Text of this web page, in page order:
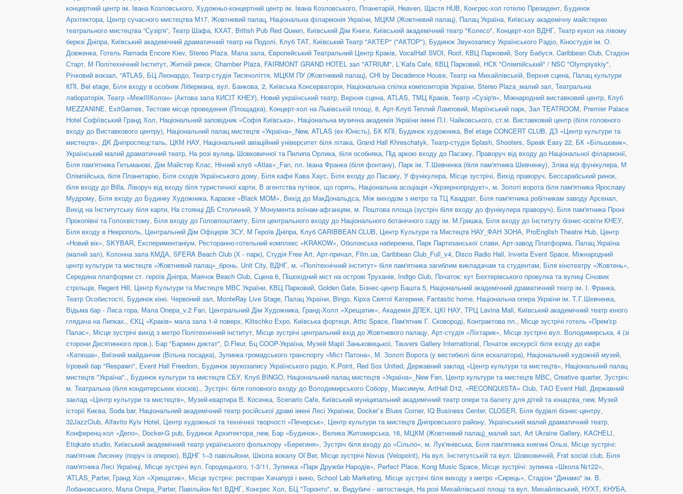
концертний центр ім. Івана Козловського, Художньо-концертний центр ім. Івана Козловського, Планетарій, Heaven, Щастя HUB, Конгрес-хол готелю Президент, Будинок
Архітектора, Центр сучасного мистецтва М17, Жовтневий палац, Національна філармонія України, МЦКМ (Жовтневий палац), Палац Україна, Київську академічну майстерню
театрального мистецтва “Сузір'я”, Театр Шафа, КХАТ, British Pub Red Queen, Київський Дім Книги, Київський академічний театр "Колесо", Концерт-хол ВДНГ, Театр кукол на лівому
березі Дніпра, Київський академічний драматичний театр на Подолі, Клуб ТАТ, Київський Театр "АКТЕР" ("АКТОР"), Будинок Звукозапису Українського Радіо, Кіностудія ім. О.
Довженка, Готель Ramada Encore Kiev, Stereo Plaza. Мала зала, Європейський Театральний Центр Краків, VocalHall SVOI, Roof, КВЦ Парковий, Sory Бабуся, Caribbean Club, Стадіон
Старт, М Політехнічний Інститут, Житній ринок, Chamber Plaza, FAIRMONT GRAND HOTEL зал "ATRIUM", L`Kafa Cafe, КВЦ Парковий, НСК "Олімпійський" / NSC "Olympiyskiy",
Річковий вокзал, ''ATLAS, БЦ Леонардо, Театр-студія Тисячоліття, МЦКМ ПУ (Жовтневий палац), CHI by Decadence House, Театр на Михайлівській, Верхня сцена, Палац культури
КПІ, Bel etage, Біля входу в особняк Лібермана, вул. Банкова, 2, Київська Консерваторія, Національна спілка композиторів України, Stereo Plaza_малий зал, Театральна
лабораторія, Театр «МежIIIКолон» (Актова зала КИСІТ КНЕУ), Новий український театр, Верхня сцена, ATLAS, ТМЦ Краків, Театр «Сузір'я», Міжнародний виставковий центр, Клуб
MEZZANINE, ExitGames, Тестове місце проведення (Площадка), Концерт-хол на Львівській площі, 8, Арт-Клуб Теплий Ламповий, Маріїнський парк, Зал TEATROOM, Premier Palace
Hotel Софіївський Гранд Хол, Національний заповідник «Софія Київська», Національна музична академія України імені П.І. Чайковського, ст.м. Виставковий центр (біля головного
входу до Виставкового центру), Національний палац мистецтв «Україна»_New, ATLAS (ex-Юність), БК КПІ, Будинок художника, Bel etage CONCERT CLUB, ДЗ «Центр культури та
мистецтв», ДK Дніпроспецсталь, ЦКМ НАУ, Національний авіаційний університет біля літака, Grand Hall Khreschatyk, Театр-студія Splash, Shooters, Speak Easy 22, БК «Більшовик»,
Український малий драматичний театр, На розі вулиць Шовковичної та Пилипа Орлика, біля особняка, Під аркою входу до Пасажу, Праворуч від входу до Національної філармонії,
Біля пам'ятника Гетьманові, Дім Майстер Клас, Нічний клуб «Atlas»_Fan, пл. Івана Франка (біля фонтану), Парк ім. Т.Шевченка (біля пам'ятника Шевченку), Зліва від фунікулера, М
Олімпійська, біля Планетарію, Біля сходів Українського дому, Біля кафе Кава Хаус, Біля входу до Пасажу, У фунікулера, Місце зустрічі, Вихід праворуч, Бессарабський ринок,
біля входу до Billa, Ліворуч від входу біля туристичної карти, В агентства путівок, що горять, Національна асоціація «Укрзернопродукт», м. Золоті ворота біля пам'ятника Ярославу
Мудрому, Біля входу до Будинку Художника, Караоке «Black MOM», Вихід до МакДональдса, Між виходом з метро та ТЦ Квадрат, Біля пам'ятника робітникам заводу Арсенал,
Вихід на Інститутську біля карти, На стоянці ДБ Столичний, У Монумента воїнам-афганцям, м. Поштова площа (зустріч біля входу до фунікулера праворуч), Біля пам'ятника Проні
Прокопівні та Голохвістому, Біля входу до Головпоштамту, Біля центрального входу до Національного ботанічного саду ім. М.Гришка, Біля входу до Інституту бізнес-освіти КНЕУ,
Біля входу в Некрополь, Центральний Дім Офіцерів ЗСУ, М Героїв Дніпра, Клуб CARIBBEAN CLUB, Центр Культури та Мистецтв НАУ_ФАН ЗОНА, ProEnglish Theatre Hub, Центр
«Новий вік», SKYBAR, Експериментаніум, Ресторанно-готельний комплекс «KRAKOW», Оболонська набережна, Парк Партизанської слави, Арт-завод Платформа, Палац Україна
(малий зал), Колонна зала КМДА, SFERA Beach Club (Х - парк), Студія Free Art, Арт-причал, Film.ua, Caribbean Club_Full_v4, Disco Radio Hall, Inveria Event Space, Міжнародний
центр культури та мистецтв «Жовтневий палац»_бронь, Unit Сity, ВДНГ, м. «Політехнічний інститут» біля пам'ятника загиблим викладачам та студентам, Біля кінотеатру «Жовтень»,
Середина платформи ст. героїв Дніпра, Маячок Beach Club, Сцена 6, Пішохідний міст на острові Труханів, Indigo Club, Початок: кут Бехтерівського провулка та вулиці Січових
стрільців, Regent Hill, Центр Культури та Мистецтв МВС України, КВЦ Парковий, Golden Gate, Бізнес-центр Башта 5, Національний академічний драматичний театр ім. І. Франка,
Театр Особистості, Будинок кіно. Червоний зал, MonteRay Live Stage, Палац України, Bingo, Кірха Святої Катерини, Fantastic home, Національна опера України ім. Т.Г.Шевченка,
Відьма бар - Лиса гора, Мала Опера_v.2 Fan, Центральний Дім Художника, Гранд-Холл «Хрещатик», Академія ДПЕК, ЦКІ НАУ, ТРЦ Lavina Mall, Київський академічний театр юного
глядача на Липках., ЄКЦ «Краків» мала зала 1-й поверх, Klitschko Expo, Київська фортеця, Attic Space, Пам'ятник Г. Сковороді, Контрактова пл., Місце зустрічі готель «Прем'єр
Палас», Місце зустрічі вихід з метро Політехнічний інститут, Місце зустрічі центральний вхід до Жовтневого палацу, Арт-студія «Ліхтарик», Місце зустрічі вул. Володимирська, 4 (зі
сторони Десятинного пров.), Бар "Бармен диктат", D.Fleur, Бц COOP-Україна, Музей Марії Заньковецької, Tauvers Gallery International, Початок екскурсії біля входу до кафе
«Катюша», Виїзний майданчик (Вільна посадка), Зупинка громадського транспорту «Міст Патона», М. Золоті Ворота (у вестибюлі біля ескалатора), Національний художній музей,
Ігровий бар "Respawn", Event Hall Freedom, Будинок звукозапису Українського радіо, K.Point, Red Sox United, Державний заклад «Центр культури та мистецтв», Національний палац
мистецтв "Україна"., Будинок культури та мистецтв СБУ, Клуб BINGO, Національний палац мистецтв «Україна»_New Fan, Центр культури та мистецтв МВС, Creative quarter, Зустріч:
м. Театральна (біля кондитерських кіосків)., Зустріч: біля головного входу до Володимирського Собору, Максимум, ArtHall D12, «RECONQUISTA» Club, ТАО Event Hall, Державний
заклад «Центр культури та мистецтв», Музей-квартира В. Косенка, Scenario Cafe, Київський муніципальний академічний театр опери та балету для дітей та юнацтва_new, Музей
історії Києва, Soda bar, Національний академічний театр російської драмі імені Лесі Українки, Docker`s Blues Corner, IQ Business Center, CLOSER, Біля будівлі бізнес-центру,
32JazzClub, Alfavito Kyiv Hotel, Центр художньої та технічної творчості «Печерськ», Центр культури та мистецтв Дніпровського району, Український малий драматичний театр,
Конференц-хол «Депо», Docker-G pub, Будинок Архитектора_new, Бар «Будинок», Велика Житомирська, 16, МЦКМ (Жовтневий палац)_малий зал, Art Ukraine Gallery, KACHELI,
Etiqkate studio, Київський академічний театр українського фольклору «Берегиня», Зустріч біля входу до «Сільпо», м. Лук'янівська, Біля пам'ятника княгині Ользі, Місце зустрічі:
пам'ятник Лисенку (поруч із оперою), ВДНГ 1–3 павільйони, Школа вокалу Ol`Ber, Місце зустрічі Novus (Velopoint), На вул. Інститутській та вул. Шовковичній, Frat social сlub, Біля
пам'ятника Лесі Українці, Місце зустрічі вул. Городецького, 1-3/11, Зупинка «Парк Дружби Народів», Perfect Place, Kong Music Space, Місце зустрічі: зупинка «Школа №122»,
'ATLAS_Parter, Гранд Хол «Хрещатик», Місце зустрічі: ресторан Хачапурі і вино, School Lab Marketing, Місце зустрічі біля виходу з метро «Сирець», Стадіон "Динамо" ім. В.
Лобановського, Мала Опера_Parter, Павільйон №1 ВДНГ, Конгрес Хол, БЦ "Торонто", м. Видубичі - автостанція, На розі Михайлівської площі та вул. Михайлівський, НУХТ, КНУБА,